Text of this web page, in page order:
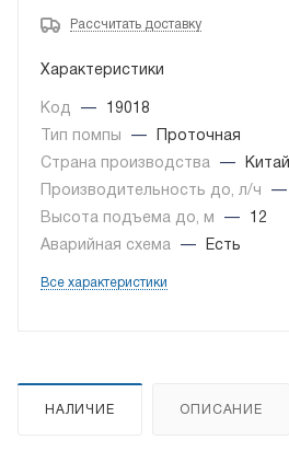
Рассчитать доставку
Характеристики
Код —
19018
Тип помпы
—
Проточная
Страна производства
—
Китай
Производительность до, л/ч
—
Высота подъема до, м
—
12
Аварийная схема
— Есть
Все характеристики
НАЛИЧИЕ ОПИСАНИЕ